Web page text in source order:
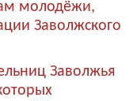
молодёжи,
Заволжского
Заволжья